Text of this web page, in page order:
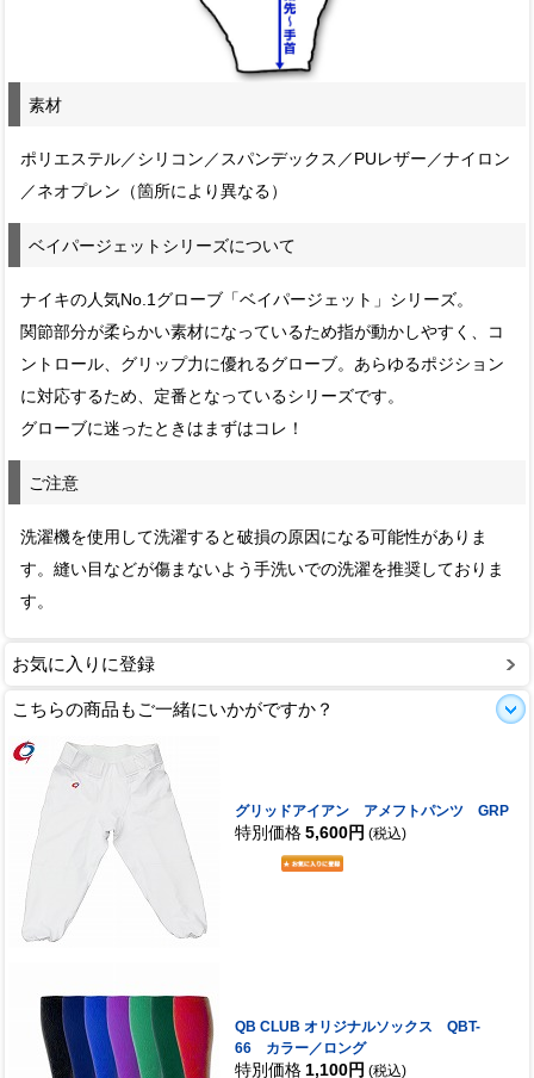
素材
ポリエステル／シリコン／スパンデックス／PUレザー／ナイロン
／ネオプレン（箇所により異なる）
ベイパージェットシリーズについて
ナイキの人気No.1グローブ「ベイパージェット」シリーズ。
関節部分が柔らかい素材になっているため指が動かしやすく、コ
ントロール、グリップ力に優れるグローブ。あらゆるポジション
に対応するため、定番となっているシリーズです。
グローブに迷ったときはまずはコレ！
ご注意
洗濯機を使用して洗濯すると破損の原因になる可能性がありま
す。縫い目などが傷まないよう手洗いでの洗濯を推奨しておりま
す。
お気に入りに登録
こちらの商品もご一緒にいかがですか？
グリッドアイアン アメフトパンツ GRP
特別価格 5,600円 (税込)
QB CLUB オリジナルソックス QBT-
66 カラー／ロング
特別価格 1,100円 (税込)